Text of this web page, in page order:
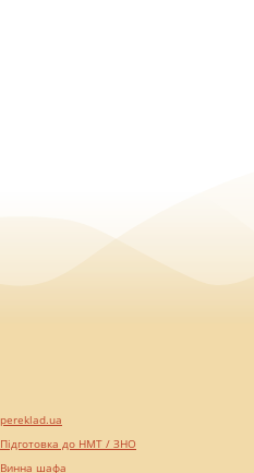
pereklad.ua
Підготовка до НМТ / ЗНО
Винна шафа